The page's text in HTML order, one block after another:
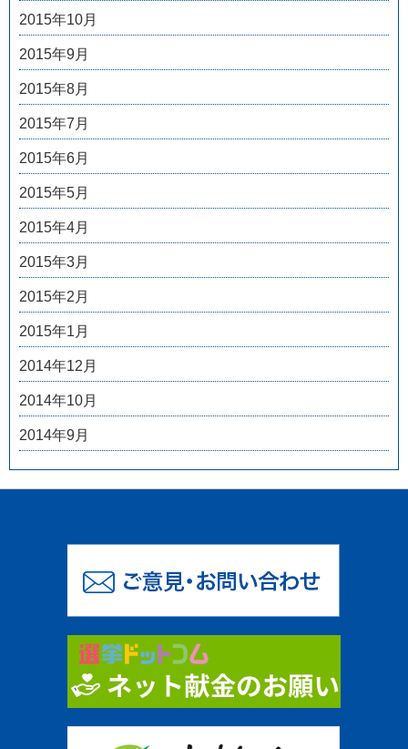
2015年10月
2015年9月
2015年8月
2015年7月
2015年6月
2015年5月
2015年4月
2015年3月
2015年2月
2015年1月
2014年12月
2014年10月
2014年9月